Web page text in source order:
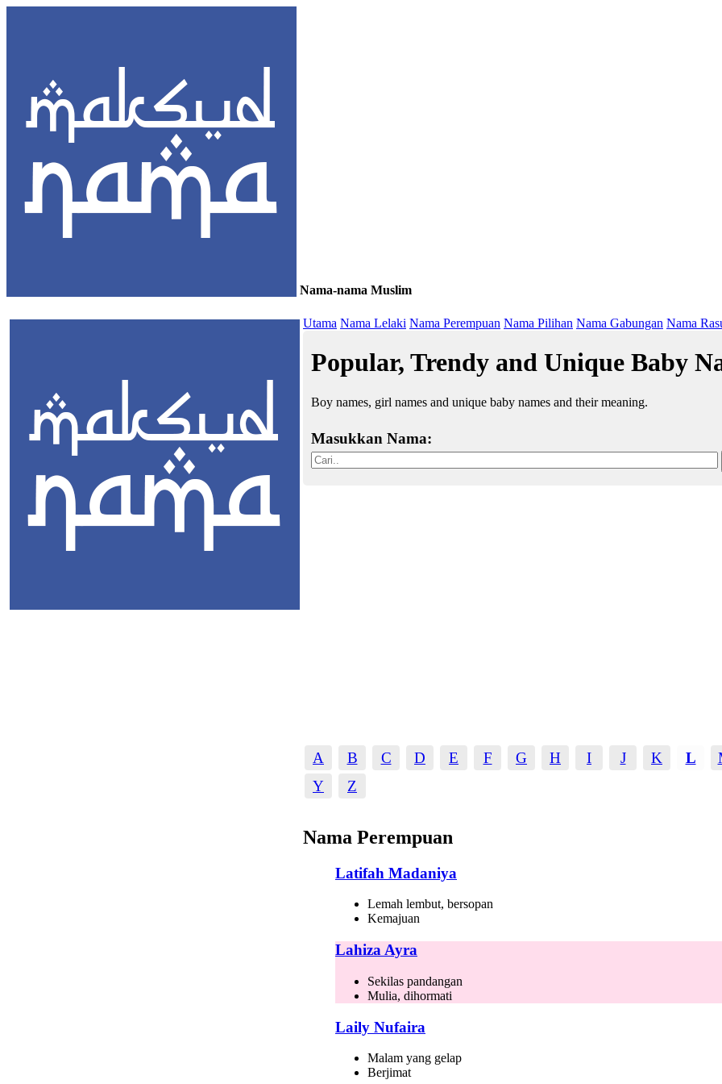
Nama-nama Muslim
Utama Nama Lelaki Nama Perempuan Nama Pilihan Nama Gabungan Nama
Popular, Trendy and Unique Baby
Boy names, girl names and unique baby names and their meaning.
Masukkan Nama:
A B C D E F G H I J K L
Y
Z
Nama Perempuan
Latifah Madaniya
Lemah lembut, bersopan
Kemajuan
Lahiza Ayra
Sekilas pandangan
Mulia, dihormati
Laily Nufaira
Malam yang gelap
Berjimat